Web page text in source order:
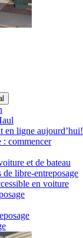
en ligne aujourd’hui!
: commencer
et de bateau
libre-entreposage
en voiture